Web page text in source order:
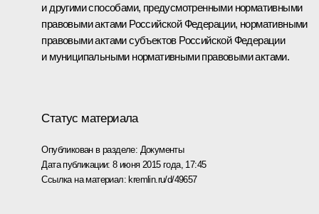
и другими способами, предусмотренными нормативными
правовыми актами Российской Федерации, нормативными
правовыми актами субъектов Российской Федерации
и муниципальными нормативными правовыми актами.
Статус материала
Опубликован в разделе: Документы
Дата публикации:8 июня 2015 года, 17:45
Ссылка на материал: kremlin.ru/d/49657